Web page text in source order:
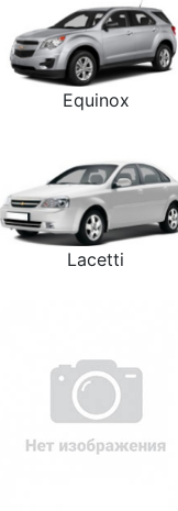
Equinox
Lacetti